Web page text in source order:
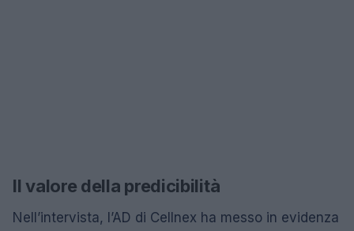
Il valore della predicibilità
Nell’intervista, l’AD di Cellnex ha messo in evidenza